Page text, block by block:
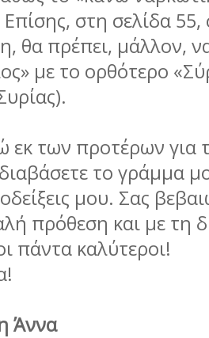
Επίσης, στη σελίδα
θα πρέπει, µάλλον,
µε το ορθότερο
εκ των προτέρων για
το γράµµα
µου. Σας
πρόθεση και µε τη
πάντα καλύτεροι!
Άννα